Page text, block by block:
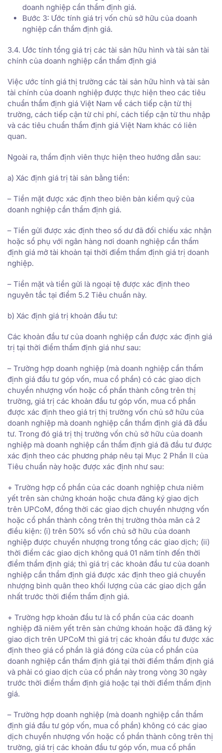
doanh nghiệp cần thẩm định giá.
Bước 3: Ước tính giá trị vốn chủ sở hữu của doanh
nghiệp cần thẩm định giá.
3.4. Ước tính tổng giá trị các tài sản hữu hình và tài sản tài
chính của doanh nghiệp cần thẩm định giá
Việc ước tính giá thị trường các tài sản hữu hình và tài sản
tài chính của doanh nghiệp được thực hiện theo các tiêu
chuẩn thẩm định giá Việt Nam về cách tiếp cận từ thị
trường, cách tiếp cận từ chi phí, cách tiếp cận từ thu nhập
và các tiêu chuẩn thẩm định giá Việt Nam khác có liên
quan.
Ngoài ra, thẩm định viên thực hiện theo hướng dẫn sau:
a) Xác định giá trị tài sản bằng tiền:
– Tiền mặt được xác định theo biên bản kiểm quỹ của
doanh nghiệp cần thẩm định giá.
– Tiền gửi được xác định theo số dư đã đối chiếu xác nhận
hoặc sổ phụ với ngân hàng nơi doanh nghiệp cần thẩm
định giá mở tài khoản tại thời điểm thẩm định giá trị doanh
nghiệp.
– Tiền mặt và tiền gửi là ngoại tệ được xác định theo
nguyên tắc tại điểm 5.2 Tiêu chuẩn này.
b) Xác định giá trị khoản đầu tư:
Các khoản đầu tư của doanh nghiệp cần được xác định giá
trị tại thời điểm thẩm định giá như sau:
– Trường hợp doanh nghiệp (mà doanh nghiệp cần thẩm
định giá đầu tư góp vốn, mua cổ phần) có các giao dịch
chuyển nhượng vốn hoặc cổ phần thành công trên thị
trường, giá trị các khoản đầu tư góp vốn, mua cổ phần
được xác định theo giá trị thị trường vốn chủ sở hữu của
doanh nghiệp mà doanh nghiệp cần thẩm định giá đã đầu
tư. Trong đó giá trị thị trường vốn chủ sở hữu của doanh
nghiệp mà doanh nghiệp cần thẩm định giá đã đầu tư được
xác định theo các phương pháp nêu tại Mục 2 Phần II của
Tiêu chuẩn này hoặc được xác định như sau:
+ Trường hợp cổ phần của các doanh nghiệp chưa niêm
yết trên sàn chứng khoán hoặc chưa đăng ký giao dịch
trên UPCoM, đồng thời các giao dịch chuyển nhượng vốn
hoặc cổ phần thành công trên thị trường thỏa mãn cả 2
điều kiện: (i) trên 50% số vốn chủ sở hữu của doanh
nghiệp được chuyển nhượng trong tổng các giao dịch; (ii)
thời điểm các giao dịch không quá 01 năm tính đến thời
điểm thẩm định giá; thì giá trị các khoản đầu tư của doanh
nghiệp cần thẩm định giá được xác định theo giá chuyển
nhượng bình quân theo khối lượng của các giao dịch gần
nhất trước thời điểm thẩm định giá.
+ Trường hợp khoản đầu tư là cổ phần của các doanh
nghiệp đã niêm yết trên sàn chứng khoán hoặc đã đăng ký
giao dịch trên UPCoM thì giá trị các khoản đầu tư được xác
định theo giá cổ phần là giá đóng cửa của cổ phần của
doanh nghiệp cần thẩm định giá tại thời điểm thẩm định giá
và phải có giao dịch của cổ phần này trong vòng 30 ngày
trước thời điểm thẩm định giá hoặc tại thời điểm thẩm định
giá.
– Trường hợp doanh nghiệp (mà doanh nghiệp cần thẩm
định giá đầu tư góp vốn, mua cổ phần) không có các giao
dịch chuyển nhượng vốn hoặc cổ phần thành công trên thị
trường, giá trị các khoản đầu tư góp vốn, mua cổ phần